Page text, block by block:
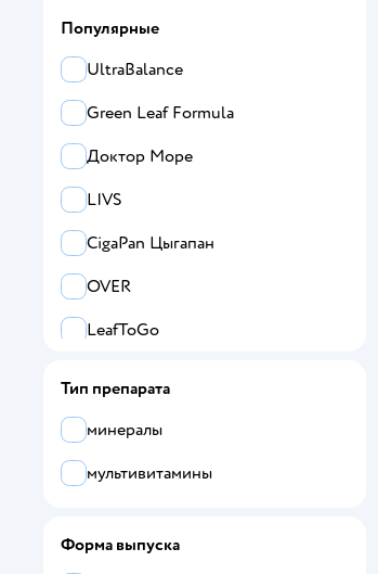
Популярные
UltraBalance
Green Leaf Formula
Доктор Море
LIVS
CigaPan Цыгапан
OVER
LeafToGo
Baby Pino
Тип препарата
минералы
мультивитамины
Форма выпуска